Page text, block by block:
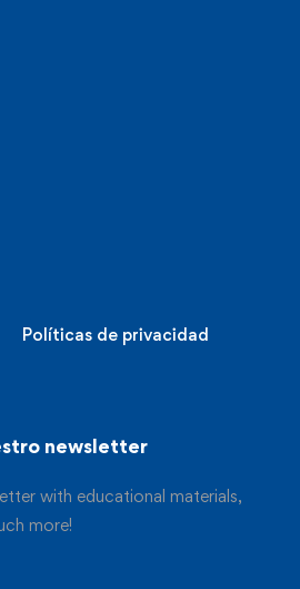
Políticas de privacidad
newsletter
with educational materials,
more!